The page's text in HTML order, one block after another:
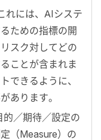
れには、AIシステ
ための指標の開
スク対してどの
ことが含まれま
できるように、
あります。
／期待／設定の
（Measure）の